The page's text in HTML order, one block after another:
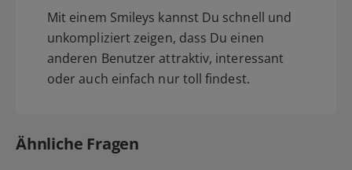
Mit einem Smileys kannst Du schnell und
unkompliziert zeigen, dass Du einen
anderen Benutzer attraktiv, interessant
oder auch einfach nur toll findest.
Ähnliche Fragen